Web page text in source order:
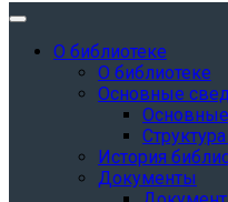
О библиотеке
О библиотеке
Основные
История
Документы